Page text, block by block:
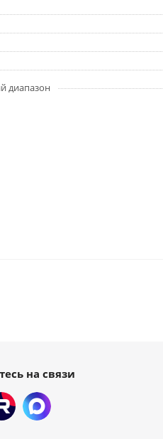
диапазон
на связи